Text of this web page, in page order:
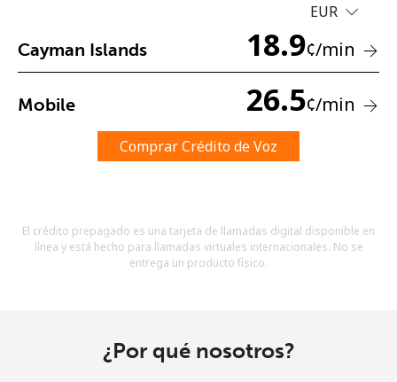
No se ha creado una contraseña
Una letra mayúscula y una minúscula
Un caracter especial
Términos y condiciones.
EUR
Cayman Islands 18.9¢/min
Mobile 26.5¢/min
Comprar Crédito de Voz
El crédito prepagado es una tarjeta de llamadas digital disponible en
línea y está hecho para llamadas virtuales internacionales. No se
entrega un producto físico.
¿Por qué nosotros?